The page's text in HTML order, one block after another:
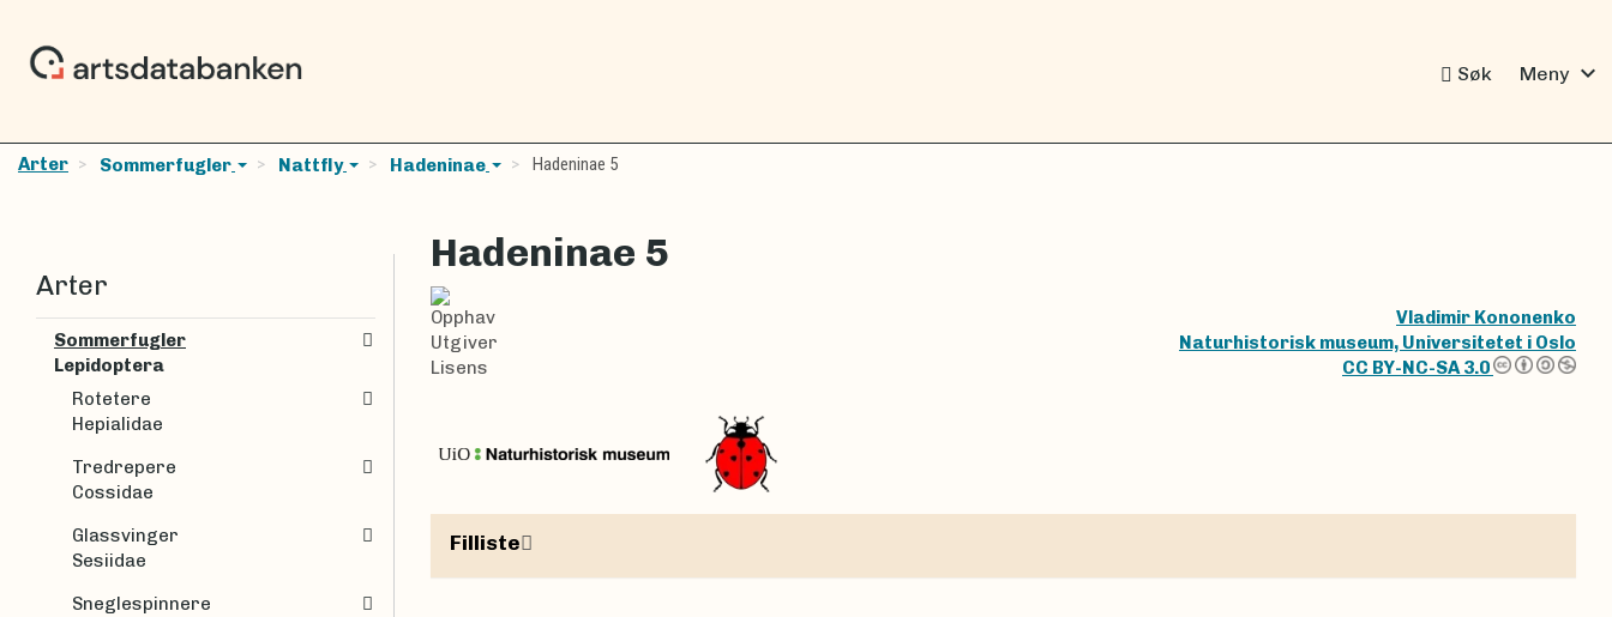
Søk Meny expand_more
Arter Sommerfugler Nattfly Hadeninae Hadeninae 5
Hadeninae 5
Opphav
Vladimir Kononenko
Utgiver
Naturhistorisk museum, Universitetet i Oslo
Lisens
CC BY-NC-SA 3.0
Filliste
Arter
Sommerfugler
Lepidoptera
Rotetere
Hepialidae
Tredrepere
Cossidae
Glassvinger
Sesiidae
Sneglespinnere